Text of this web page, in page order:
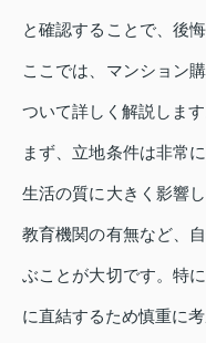
と確認することで、後
ここでは、マンション
ついて詳しく解説します
まず、立地条件は非常
生活の質に大きく影響
教育機関の有無など、
ぶことが大切です。特
に直結するため慎重に考